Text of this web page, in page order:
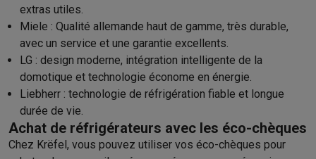
extras utiles.
Miele : Qualité allemande haut de gamme, très durable,
avec un service et une garantie excellents.
LG : design moderne, intégration intelligente de la
domotique et technologie économe en énergie.
Liebherr : technologie de réfrigération fiable et longue
durée de vie.
Achat de réfrigérateurs avec les éco-chèques
Chez Krëfel, vous pouvez utiliser vos éco-chèques pour